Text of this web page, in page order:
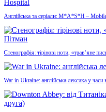
Англійська та серіали: M*A*S*H –
Стенографія: тірінові ноти, «трав’яне
War in Ukraine: англійська лексика у часи